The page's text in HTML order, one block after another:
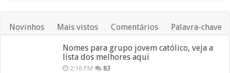
Novinhos Mais vistos Comentários Palavra-chave
Nomes para grupo jovem católico, veja a
lista dos melhores aqui
2:18 PM 83